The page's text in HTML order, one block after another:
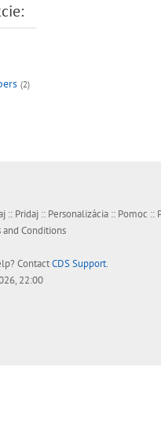
(2)
:: Pridaj :: Personalizácia :: Pomoc ::
and Conditions
ContactCDS Support.
22:00